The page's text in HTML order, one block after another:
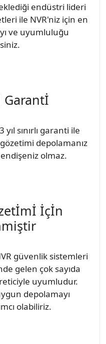
endüstri lideri
ile NVR'niz için en
ve uyumluluğu
Garantİ
sınırlı garanti ile
depolamanız
olmaz.
İçİn
güvenlik sistemleri
gelen çok sayıda
uyumludur.
depolamayı
olabiliriz.